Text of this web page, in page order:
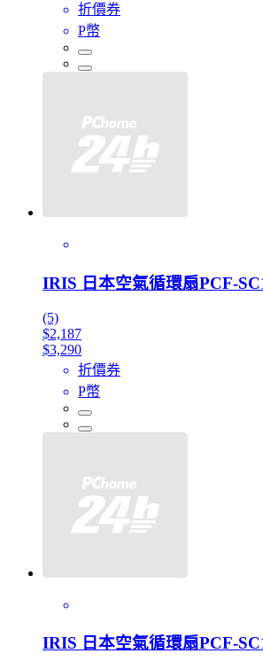
折價券
P幣
IRIS 日本空氣循環扇PCF-
(5)
$2,187
$3,290
折價券
P幣
IRIS 日本空氣循環扇PCF-